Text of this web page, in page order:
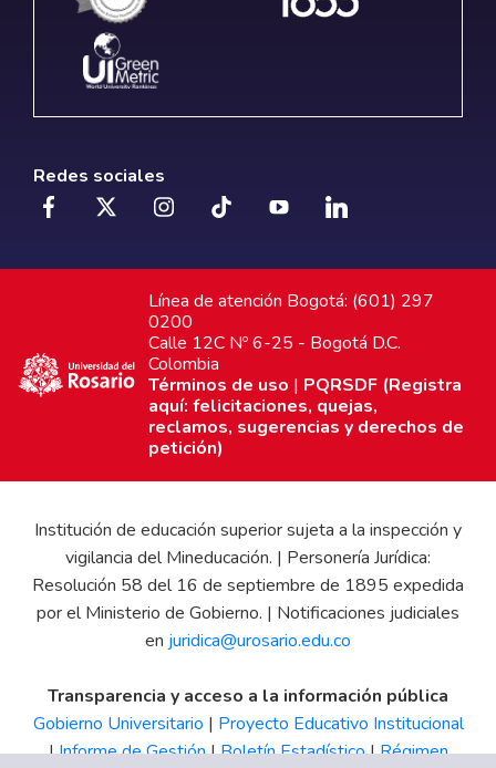
Redes sociales
Línea de atención Bogotá: (601) 297
0200
Calle 12C Nº 6-25 - Bogotá D.C.
Colombia
Términos de uso | PQRSDF (Registra
aquí: felicitaciones, quejas,
reclamos, sugerencias y derechos de
petición)
Institución de educación superior sujeta a la inspección y
vigilancia del Mineducación. | Personería Jurídica:
Resolución 58 del 16 de septiembre de 1895 expedida
por el Ministerio de Gobierno. | Notificaciones judiciales
en juridica@urosario.edu.co
Transparencia y acceso a la información pública
Gobierno Universitario | Proyecto Educativo Institucional
|Informe de Gestión|Boletín Estadístico|Régimen